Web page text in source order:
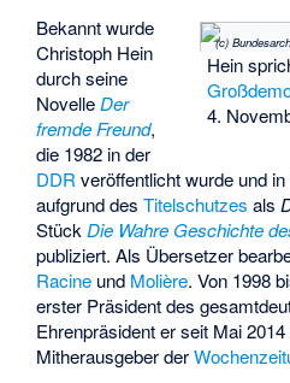
Hein
4.
Bekannt wurde
Christoph Hein
durch seine
NovelleDer
fremde Freund,
die 1982 in der
DDR veröffentlicht wurde und
aufgrund desTitelschutzes als
StückDie Wahre Geschichte
publiziert. Als Übersetzer
Racine und Molière. Von 1998
erster Präsident des
Ehrenpräsident er seit Mai
Mitherausgeber der